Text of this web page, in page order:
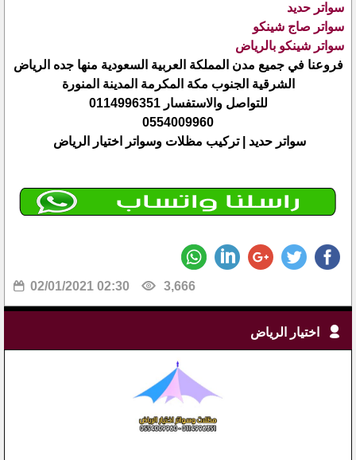
سواتر حديد
سواتر صاج شينكو
سواتر شينكو بالرياض
فروعنا في جميع مدن المملكة العربية السعودية منها جده الرياض
الشرقية الجنوب مكة المكرمة المدينة المنورة
للتواصل والاستفسار 0114996351
0554009960
سواتر حديد | تركيب مظلات وسواتر اختيار الرياض
02/01/2021 02:30 3,666
اختيار الرياض